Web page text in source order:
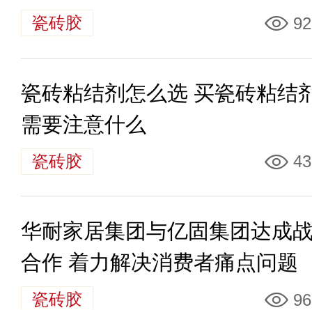
瓷砖胶 92
瓷砖粘结剂怎么选 买瓷砖粘结
需要注意什么
瓷砖胶
华耐家居集团与亿固集团达成
合作 着力解决消费者痛点问题
瓷砖胶 96